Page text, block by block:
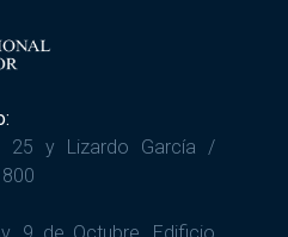
25 y Lizardo García /